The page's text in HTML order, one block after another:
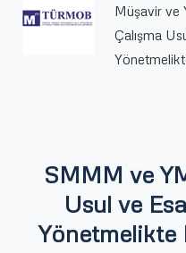
2026
için
Müşavir ve
Çalışma
SMMM ve
Usul ve
Yönetmelikte